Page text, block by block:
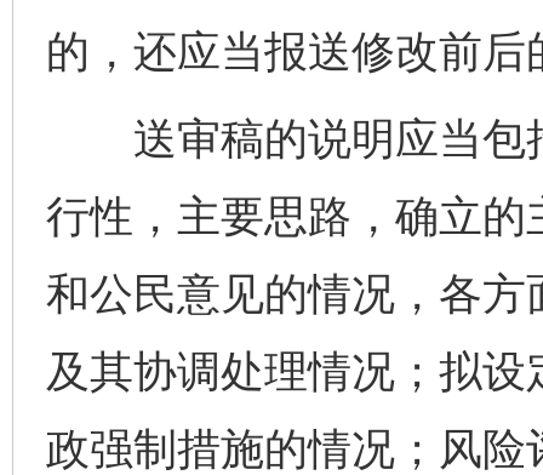
的，还应当报送修改前后
送审稿的说明应当包
行性，主要思路，确立
和公民意见的情况，各
及其协调处理情况；拟
政强制措施的情况；风